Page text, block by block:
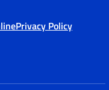
Privacy Policy